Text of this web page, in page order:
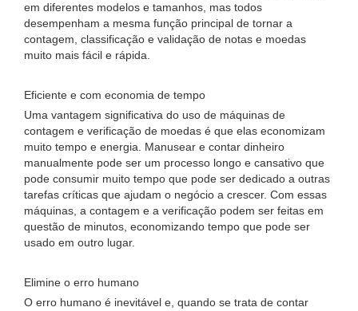
em diferentes modelos e tamanhos, mas todos
desempenham a mesma função principal de tornar a
contagem, classificação e validação de notas e moedas
muito mais fácil e rápida.
Eficiente e com economia de tempo
Uma vantagem significativa do uso de máquinas de
contagem e verificação de moedas é que elas economizam
muito tempo e energia. Manusear e contar dinheiro
manualmente pode ser um processo longo e cansativo que
pode consumir muito tempo que pode ser dedicado a outras
tarefas críticas que ajudam o negócio a crescer. Com essas
máquinas, a contagem e a verificação podem ser feitas em
questão de minutos, economizando tempo que pode ser
usado em outro lugar.
Elimine o erro humano
O erro humano é inevitável e, quando se trata de contar